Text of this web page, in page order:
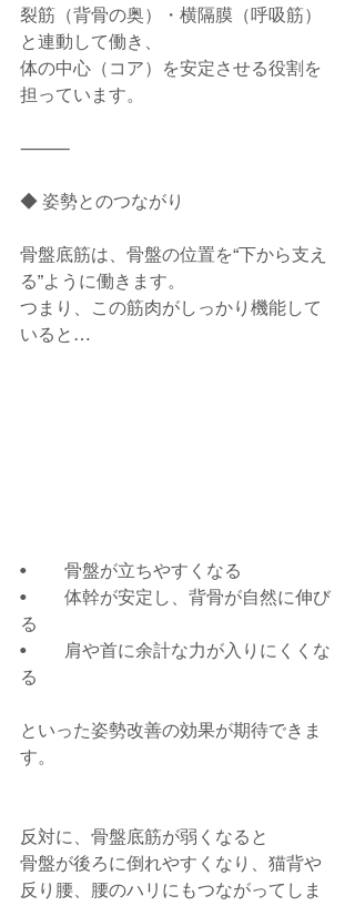
裂筋（背骨の奥）・横隔膜（呼吸筋）
と連動して働き、
体の中心（コア）を安定させる役割を
担っています。
⸻
◆ 姿勢とのつながり
骨盤底筋は、骨盤の位置を“下から支え
る”ように働きます。
つまり、この筋肉がしっかり機能して
いると…
•	骨盤が立ちやすくなる
•	体幹が安定し、背骨が自然に伸び
る
•	肩や首に余計な力が入りにくくな
る
といった姿勢改善の効果が期待できま
す。
反対に、骨盤底筋が弱くなると
骨盤が後ろに倒れやすくなり、猫背や
反り腰、腰のハリにもつながってしま